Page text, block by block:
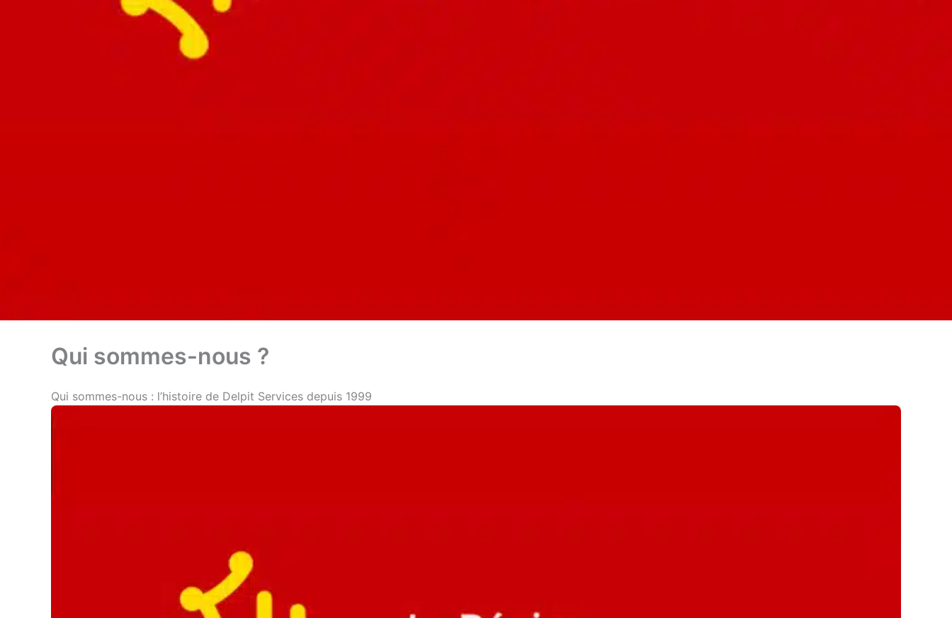
Qui sommes-nous ?
Qui sommes-nous : l’histoire de Delpit Services depuis 1999